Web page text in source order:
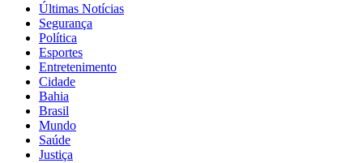
Últimas Notícias
Segurança
Política
Esportes
Entretenimento
Cidade
Bahia
Brasil
Mundo
Saúde
Justiça